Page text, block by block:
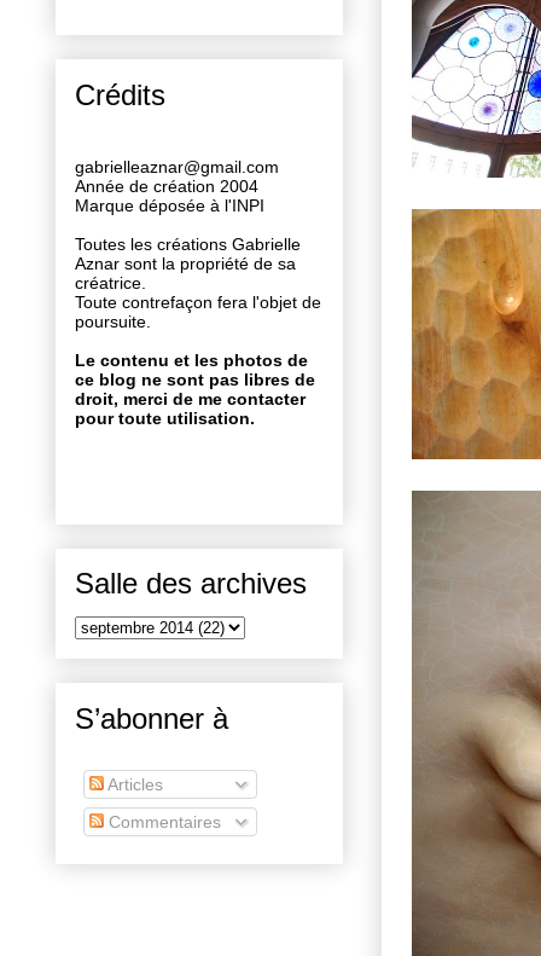
Crédits
gabrielleaznar@gmail.com
Année de création 2004
Marque déposée à l'INPI
Toutes les créations Gabrielle
Aznar sont la propriété de sa
créatrice.
Toute contrefaçon fera l'objet de
poursuite.
Le contenu et les photos de
ce blog ne sont pas libres de
droit, merci de me contacter
pour toute utilisation.
Salle des archives
S’abonner à
Articles
Commentaires